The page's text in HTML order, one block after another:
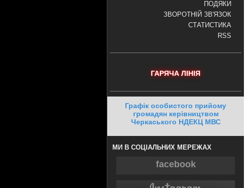
ПОДЯКИ
ЗВОРОТНІЙ ЗВ'ЯЗОК
СТАТИСТИКА
RSS
ГАРЯЧА ЛІНІЯ
Графік особистого прийому
громадян керівництвом
Черкаського НДЕКЦ МВС
МИ В СОЦІАЛЬНИХ МЕРЕЖАХ
facebook